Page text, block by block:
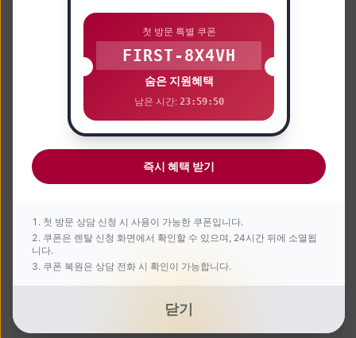
지하수용 대용량 얼음정수기
첫 방문 특별 쿠폰
FIRST-8X4VH
숨은 지원혜택
남은 시간: 23:59:49
즉시 혜택 받기
첫 방문 상담 신청 시 사용이 가능한 쿠폰입니다.
쿠폰은 렌탈 신청 화면에서 확인할 수 있으며, 24시간 뒤에 소멸됩
니다.
쿠폰 복원은 상담 전화 시 확인이 가능합니다.
닫기